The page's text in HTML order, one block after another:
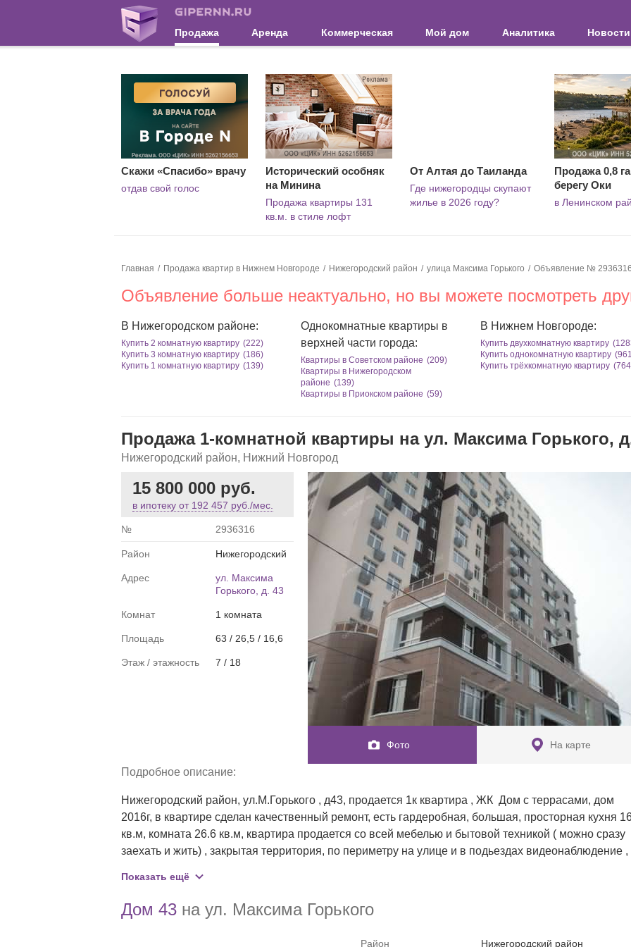
Продажа Аренда Коммерческая Мой дом Аналитика Новости
Скажи «Спасибо» врачу
отдав свой голос
Исторический особняк
на Минина
Продажа квартиры 131
кв.м. в стиле лофт
От Алтая до Таиланда
Где нижегородцы скупают
жилье в 2026 году?
Продажа 0,8
берегу Оки
в Ленинском
Главная Продажа квартир в Нижнем Новгороде Нижегородский район улица Максима Горького Объявление №
Объявление больше неактуально, но вы можете посмотреть
В Нижегородском районе:
Купить 2 комнатную квартиру (222)
Купить 3 комнатную квартиру (186)
Купить 1 комнатную квартиру (139)
Однокомнатные квартиры в
верхней части города:
Квартиры в Советском районе (209)
Квартиры в Нижегородском
районе (139)
Квартиры в Приокском районе (59)
В Нижнем Новгороде:
Купить двухкомнатную квартиру
Купить однокомнатную квартиру
Купить трёхкомнатную квартиру
Продажа 1-комнатной квартиры на ул. Максима Горького,
Нижегородский район, Нижний Новгород
15 800 000 руб.
в ипотеку от 192 457 руб./мес.
№ 2936316
Район Нижегородский
Адрес
ул. Максима
Горького, д. 43
Комнат 1 комната
Площадь 63 / 26,5 / 16,6
Этаж / этажность 7 / 18
Фото На карте
Подробное описание:
Нижегородский район, ул.М.Горького , д43, продается 1к квартира , ЖК  Дом с террасами, дом
2016г, в квартире сделан качественный ремонт, есть гардеробная, большая, просторная кухня
кв.м, комната 26.6 кв.м, квартира продается со всей мебелью и бытовой техникой ( можно сразу
заехать и жить) , закрытая территория, по периметру на улице и в подьездах видеонаблюдение ,
любой вид расчетов , ч/п , никто не прописан , ключи в день сделки , в 5 мин ходьбы находиться
пл.Горького , пл.Лядова , ул.Ильинская , рядом сетевые магазины , остановка общественного
транспорта , метро , историческая часть города, деятельность агенства застрахована, звоните,
Показать ещё
Дом 43 на ул. Максима Горького
Район Нижегородский район